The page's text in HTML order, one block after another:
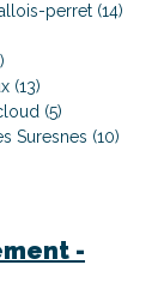
perret (14)
(13)
(5)
Suresnes (10)
-